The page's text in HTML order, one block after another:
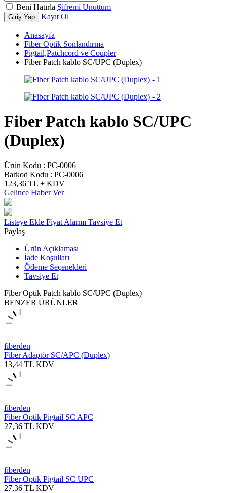
Beni Hatırla Şifremi Unuttum
Giriş Yap Kayıt Ol
Anasayfa
Fiber Optik Sonlandırma
Pigtail,Patchcord ve Coupler
Fiber Patch kablo SC/UPC (Duplex)
Fiber Patch kablo SC/UPC
(Duplex)
Ürün Kodu : PC-0006
Barkod Kodu : PC-0006
123,36 TL + KDV
Gelince Haber Ver
Listeye Ekle Fiyat Alarmı Tavsiye Et
Paylaş
Ürün Açıklaması
İade Koşulları
Ödeme Seçenekleri
Tavsiye Et
Fiber Optik Patch kablo SC/UPC (Duplex)
BENZER ÜRÜNLER
fiberden
Fiber Adaptör SC/APC (Duplex)
13,44 TL KDV
fiberden
Fiber Optik Pigtail SC APC
27,36 TL KDV
fiberden
Fiber Optik Pigtail SC UPC
27,36 TL KDV